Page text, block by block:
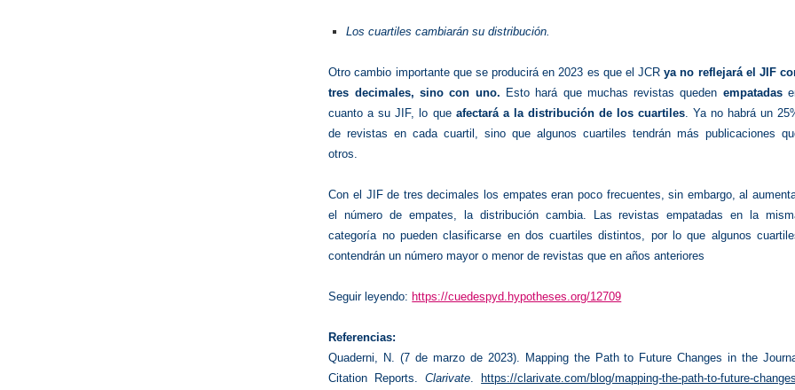
Los cuartiles cambiarán su distribución.
Otro cambio importante que se producirá en 2023 es que el JCRya no reflejará el JIF
tres decimales, sino con uno. Esto hará que muchas revistas queden empatadas
cuanto a su JIF, lo queafectará a la distribución de los cuartiles. Ya no habrá un
de revistas en cada cuartil, sino que algunos cuartiles tendrán más publicaciones
otros.
Con el JIF de tres decimales los empates eran poco frecuentes, sin embargo, al
el número de empates, la distribución cambia. Las revistas empatadas en la
categoría no pueden clasificarse en dos cuartiles distintos, por lo que algunos
contendrán un número mayor o menor de revistas que en años anteriores
Seguir leyendo: https://cuedespyd.hypotheses.org/12709
Referencias:
Quaderni, N. (7 de marzo de 2023). Mapping the Path to Future Changes in the
Citation Reports.Clarivate.
https://clarivate.com/blog/mapping-the-path-to-future-